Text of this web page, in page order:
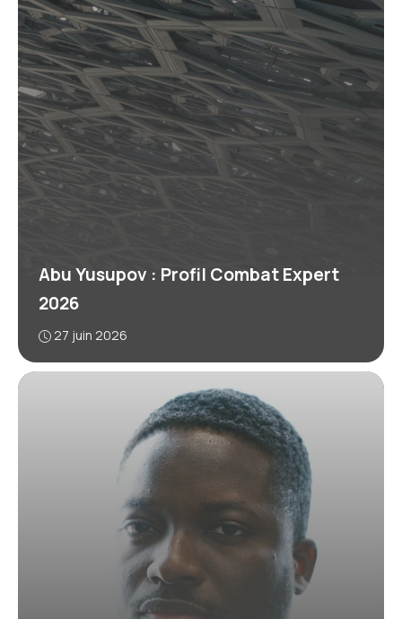
Abu Yusupov : Profil Combat Expert
2026
27 juin 2026